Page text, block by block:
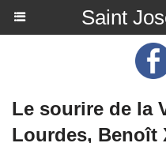
Saint
Le sourire de la
Lourdes, Benoît